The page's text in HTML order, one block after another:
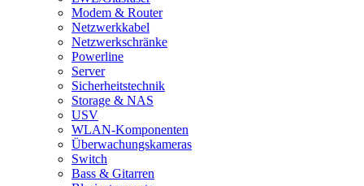
Modem & Router
Netzwerkkabel
Netzwerkschränke
Powerline
Server
Sicherheitstechnik
Storage & NAS
USV
WLAN-Komponenten
Überwachungskameras
Switch
Bass & Gitarren